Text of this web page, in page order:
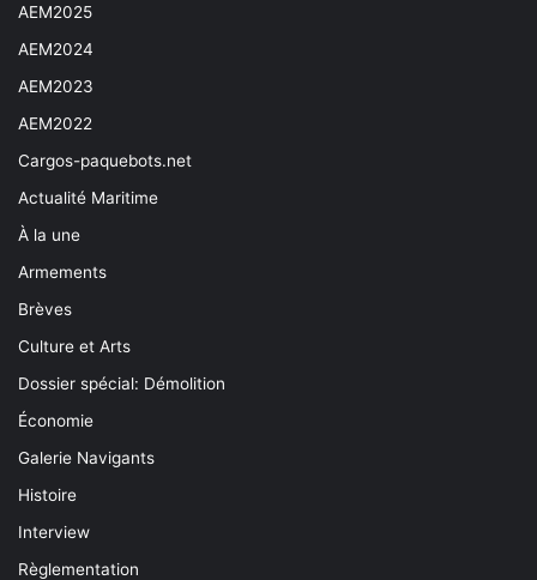
AEM2025
AEM2024
AEM2023
AEM2022
Cargos-paquebots.net
Actualité Maritime
À la une
Armements
Brèves
Culture et Arts
Dossier spécial: Démolition
Économie
Galerie Navigants
Histoire
Interview
Règlementation